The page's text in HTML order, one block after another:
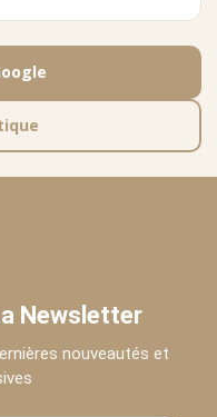
Newsletter
nouveautés et